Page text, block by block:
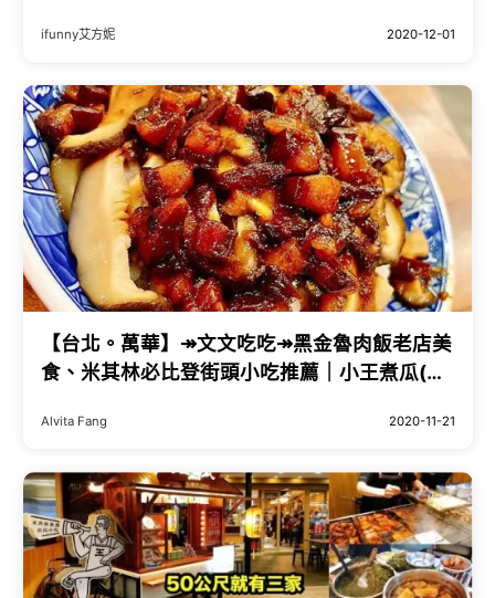
ifunny艾方妮 2020-12-01
【台北。萬華】↠文文吃吃↠黑金魯肉飯老店美
食、米其林必比登街頭小吃推薦｜小王煮瓜(原
街夜市、萬華
Alvita Fang 2020-11-21